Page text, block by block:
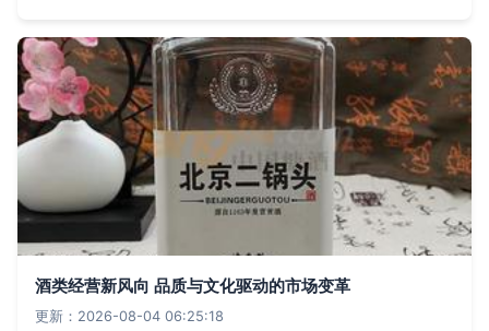
酒类经营新风向 品质与文化驱动的市场变革
更新：2026-08-04 06:25:18